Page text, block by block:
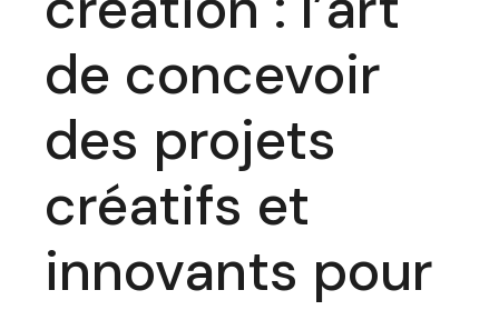
de concevoir
des projets
créatifs et
innovants pour